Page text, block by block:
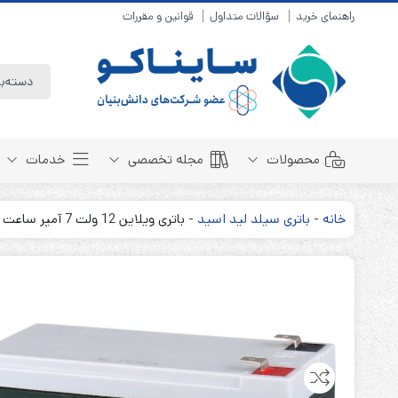
راهنمای خرید سؤالات متداول قوانین و مقررات
محصولات
باتری سیلد لید اسید
باتری لیتیوم
باتری نیکل کادمیوم
باتری نیکل متال هیدرید
مجله تخصصی
مبانی باتری
طول عمر باتری
بسته بندی و ایمنی
روش های شارژ
خدمات
خانه - باتری سیلد لید اسید - باتری ویلاین 12 ولت 7 آمپر ساعت Welion